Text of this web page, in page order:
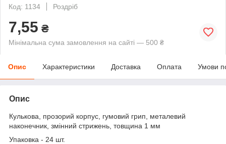
Код: 1134
Роздріб
7,55 ₴
Мінімальна сума замовлення на сайті — 500 ₴
Опис Характеристики Доставка Оплата Умови
Опис
Кулькова, прозорий корпус, гумовий грип, металевий
наконечник, змінний стрижень, товщина 1 мм
Упаковка - 24 шт.